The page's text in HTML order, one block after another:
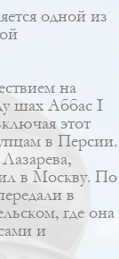
одной из
на
шах Аббас I
этот
в Персии.
в Москву. По
в
где она
и